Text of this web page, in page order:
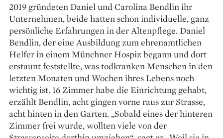
2019 gründeten Daniel und Carolina Bendlin ihr
Unternehmen, beide hatten schon individuelle, ganz
persönliche Erfahrungen in der Altenpflege. Daniel
Bendlin, der eine Ausbildung zum ehrenamtlichen
Helfer in einem Münchner Hospiz begann und dort
erstaunt feststellte, was todkranken Menschen in den
letzten Monaten und Wochen ihres Lebens noch
wichtig ist. 16 Zimmer habe die Einrichtung gehabt,
erzählt Bendlin, acht gingen vorne raus zur Strasse,
acht hinten in den Garten. „Sobald eines der hinteren
Zimmer frei wurde, wollten viele von der